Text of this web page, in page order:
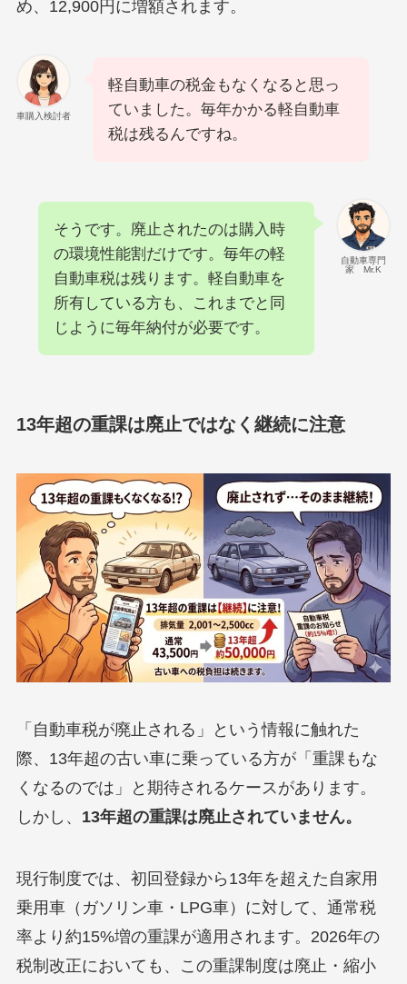
め、12,900円に増額されます。
車購入検討者
軽自動車の税金もなくなると思っ
ていました。毎年かかる軽自動車
税は残るんですね。
自動車専門
家 Mr.K
そうです。廃止されたのは購入時
の環境性能割だけです。毎年の軽
自動車税は残ります。軽自動車を
所有している方も、これまでと同
じように毎年納付が必要です。
13年超の重課は廃止ではなく継続に注意
「自動車税が廃止される」という情報に触れた
際、13年超の古い車に乗っている方が「重課もな
くなるのでは」と期待されるケースがあります。
しかし、 13年超の重課は廃止されていません。
現行制度では、初回登録から13年を超えた自家用
乗用車（ガソリン車・LPG車）に対して、通常税
率より約15%増の重課が適用されます。2026年の
税制改正においても、この重課制度は廃止・縮小